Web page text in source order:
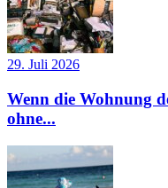
29. Juli 2026
Wenn die Wohnung
ohne...